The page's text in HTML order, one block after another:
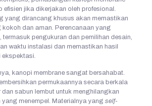
efisien jika dikerjakan oleh profesional.
yang dirancang khusus akan memastikan
dan aman. Perencanaan yang
termasuk pengukuran dan pemilihan desain,
waktu instalasi dan memastikan hasil
ekspektasi.
kanopi membrane sangat bersahabat.
permukaannya secara berkala
sabun lembut untuk menghilangkan
menempel. Materialnya yang self-